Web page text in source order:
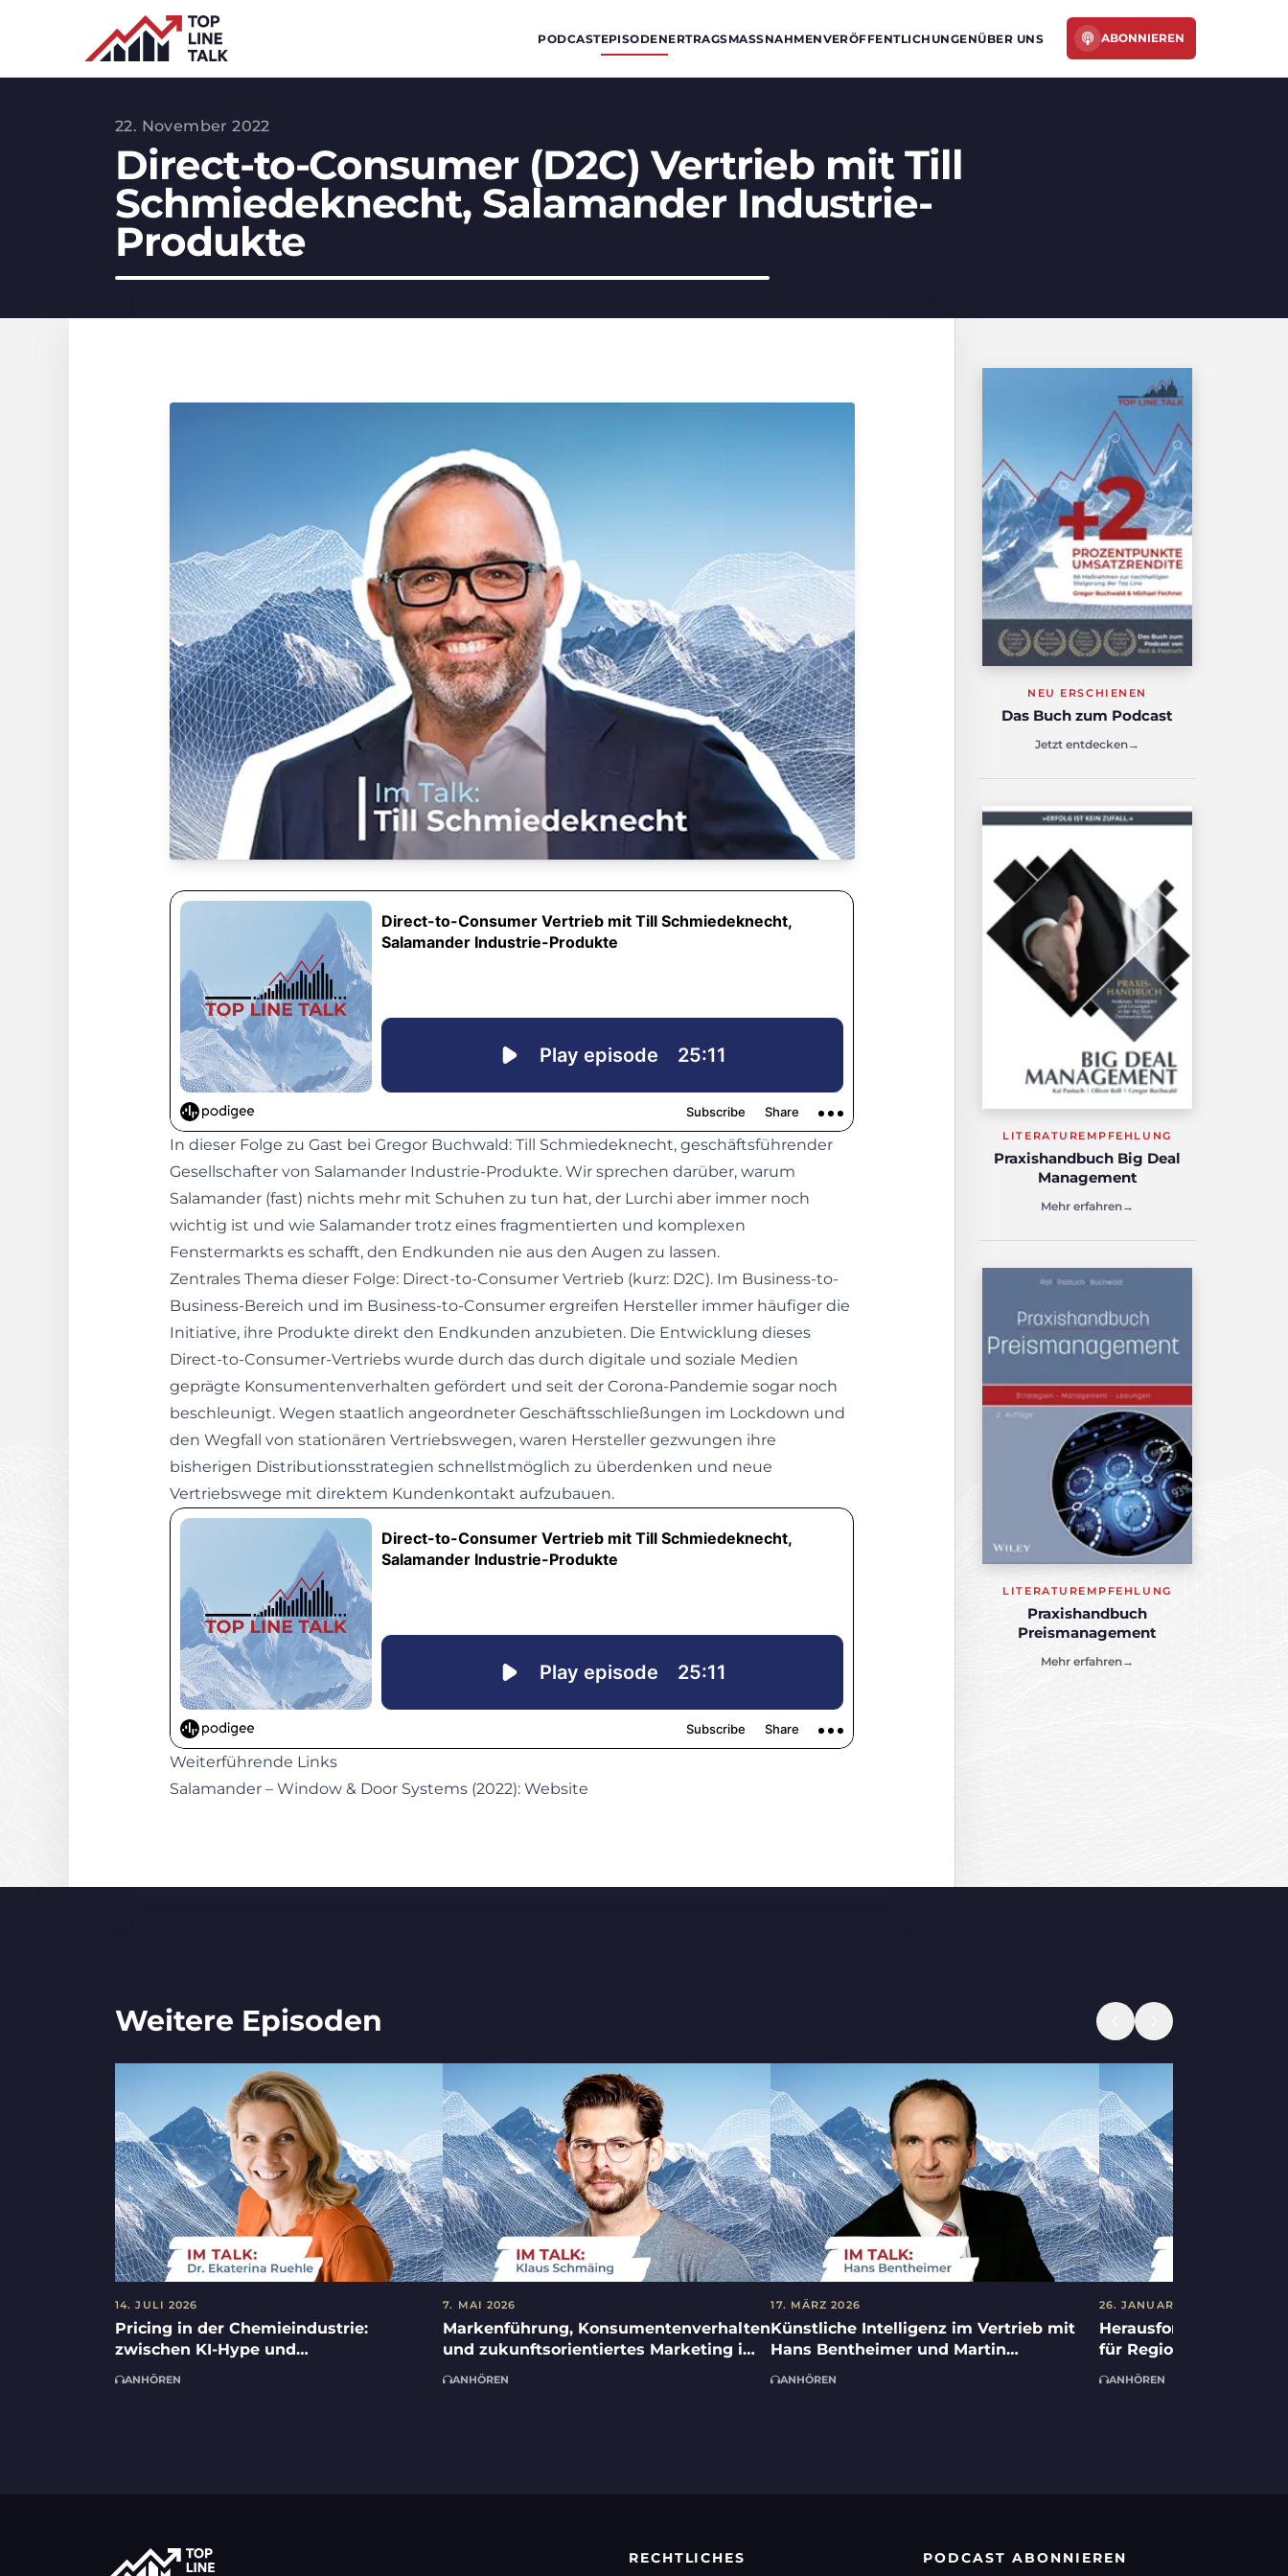
PODCASTEPISODENERTRAGSMASSNAHMEN VERÖFFENTLICHUNGENÜBER UNS ABONNIEREN
22. November 2022
Direct-to-Consumer (D2C) Vertrieb mit Till
Schmiedeknecht, Salamander Industrie-
Produkte
In dieser Folge zu Gast bei Gregor Buchwald: Till Schmiedeknecht, geschäftsführender
Gesellschafter von Salamander Industrie-Produkte. Wir sprechen darüber, warum
Salamander (fast) nichts mehr mit Schuhen zu tun hat, der Lurchi aber immer noch
wichtig ist und wie Salamander trotz eines fragmentierten und komplexen
Fenstermarkts es schafft, den Endkunden nie aus den Augen zu lassen.
Zentrales Thema dieser Folge: Direct-to-Consumer Vertrieb (kurz: D2C). Im Business-to-
Business-Bereich und im Business-to-Consumer ergreifen Hersteller immer häufiger die
Initiative, ihre Produkte direkt den Endkunden anzubieten. Die Entwicklung dieses
Direct-to-Consumer-Vertriebs wurde durch das durch digitale und soziale Medien
geprägte Konsumentenverhalten gefördert und seit der Corona-Pandemie sogar noch
beschleunigt. Wegen staatlich angeordneter Geschäftsschließungen im Lockdown und
den Wegfall von stationären Vertriebswegen, waren Hersteller gezwungen ihre
bisherigen Distributionsstrategien schnellstmöglich zu überdenken und neue
Vertriebswege mit direktem Kundenkontakt aufzubauen.
Weiterführende Links
Salamander – Window & Door Systems (2022): Website
NEU ERSCHIENEN
Das Buch zum Podcast
Jetzt entdecken→
LITERATUREMPFEHLUNG
Praxishandbuch Big Deal
Management
Mehr erfahren→
LITERATUREMPFEHLUNG
Praxishandbuch
Preismanagement
Mehr erfahren→
Weitere Episoden
14. JULI 2026
Pricing in der Chemieindustrie:
zwischen KI-Hype und
Umsetzungsrealität mit Dr. Ekaterina
ANHÖREN
7. MAI 2026
Markenführung, Konsumentenverhalten
und zukunftsorientiertes Marketing im
Konsumgüterbereich mit Klaus
ANHÖREN
17. MÄRZ 2026
Künstliche Intelligenz im Vertrieb mit
Hans Bentheimer und Martin
Steinmeyer
ANHÖREN
26. JANUAR 2026
Herausforderungen
für Regionalbanken
Walther und Dr.
ANHÖREN
RECHTLICHES PODCAST ABONNIEREN